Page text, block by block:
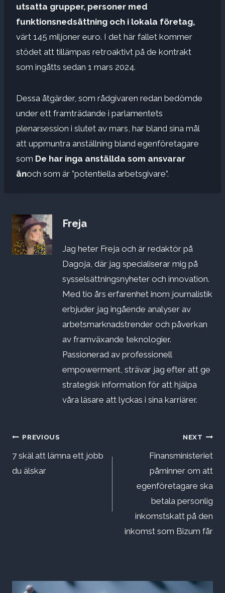
utsatta grupper, personer med
funktionsnedsättning och i lokala företag,
värt 145 miljoner euro. I det här fallet kommer
stödet att tillämpas retroaktivt på de kontrakt
som ingåtts sedan 1 mars 2024.
Dessa åtgärder, som rådgivaren redan bedömde
under ett framträdande i parlamentets
plenarsession i slutet av mars, har bland sina mål
att uppmuntra anställning bland egenföretagare
som De har inga anställda som ansvarar
änoch som är ”potentiella arbetsgivare”.
Freja
Jag heter Freja och är redaktör på
Dagoja, där jag specialiserar mig på
sysselsättningsnyheter och innovation.
Med tio års erfarenhet inom journalistik
erbjuder jag ingående analyser av
arbetsmarknadstrender och påverkan
av framväxande teknologier.
Passionerad av professionell
empowerment, strävar jag efter att ge
strategisk information för att hjälpa
våra läsare att lyckas i sina karriärer.
Inläggsnavigering
PREVIOUS
7 skäl att lämna ett jobb
du älskar
NEXT
Finansministeriet
påminner om att
egenföretagare ska
betala personlig
inkomstskatt på den
inkomst som Bizum får